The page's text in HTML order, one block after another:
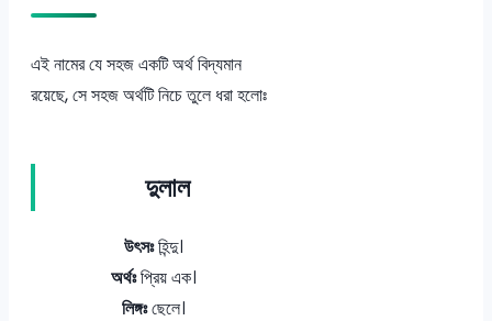
এই নামের যে সহজ একটি অর্থ বিদ্যমান
রয়েছে, সে সহজ অর্থটি নিচে তুলে ধরা হলোঃ
দুলাল
উৎসঃহিন্দু।
অর্থঃপ্রিয় এক।
লিঙ্গঃছেলে।